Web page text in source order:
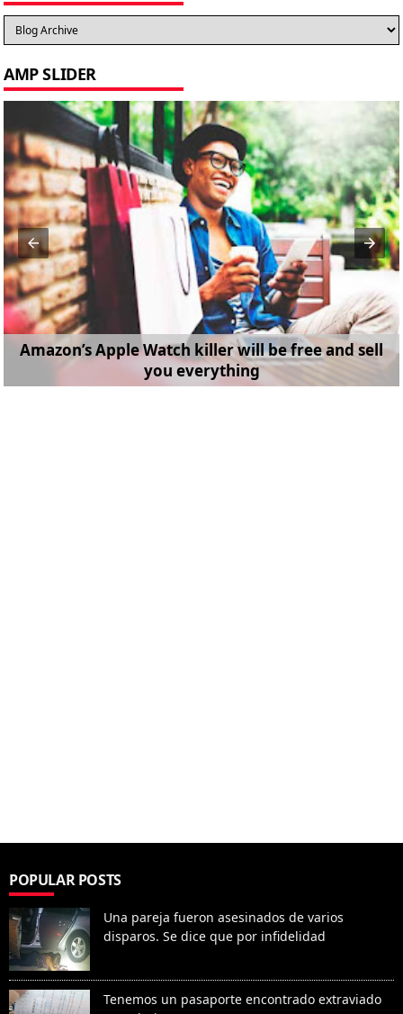
AMP SLIDER
Amazon’s Apple Watch killer will be free and sell
you everything
POPULAR POSTS
Una pareja fueron asesinados de varios
disparos. Se dice que por infidelidad
Tenemos un pasaporte encontrado extraviado